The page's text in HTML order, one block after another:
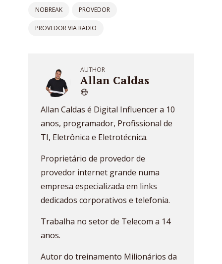
NOBREAK PROVEDOR
PROVEDOR VIA RADIO
AUTHOR
Allan Caldas
Allan Caldas é Digital Influencer a 10
anos, programador, Profissional de
TI, Eletrônica e Eletrotécnica.
Proprietário de provedor de
provedor internet grande numa
empresa especializada em links
dedicados corporativos e telefonia.
Trabalha no setor de Telecom a 14
anos.
Autor do treinamento Milionários da